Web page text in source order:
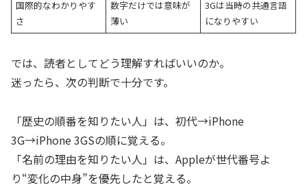
国際的なわかりやす
さ
数字だけでは意味が
薄い
3Gは当時の共通言語
になりやすい
では、読者としてどう理解すればいいのか。
迷ったら、次の判断で十分です。
「歴史の順番を知りたい人」は、初代→iPhone
3G→iPhone 3GSの順に覚える。
「名前の理由を知りたい人」は、Appleが世代番号よ
り“変化の中身”を優先したと覚える。